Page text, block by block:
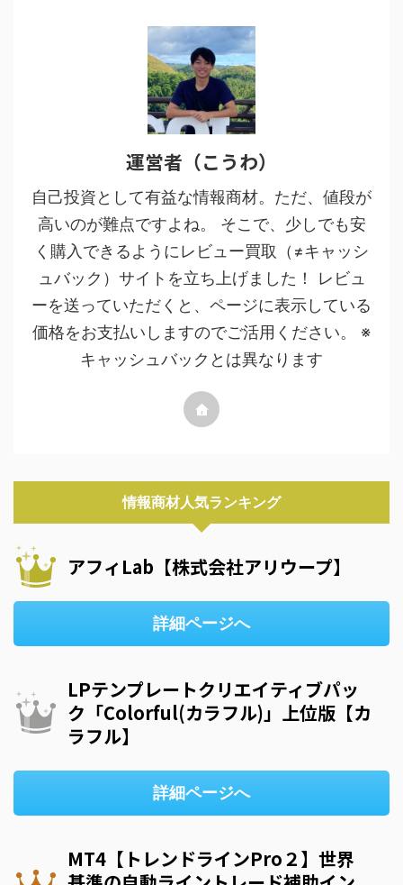
運営者（こうわ）
自己投資として有益な情報商材。ただ、値段が
高いのが難点ですよね。 そこで、少しでも安
く購入できるようにレビュー買取（≠キャッシ
ュバック）サイトを立ち上げました！ レビュ
ーを送っていただくと、ページに表示している
価格をお支払いしますのでご活用ください。 ※
キャッシュバックとは異なります
情報商材人気ランキング
アフィLab【株式会社アリウープ】
詳細ページへ
LPテンプレートクリエイティブパッ
ク「Colorful(カラフル)」上位版【カ
ラフル】
詳細ページへ
MT4【トレンドラインPro２】世界